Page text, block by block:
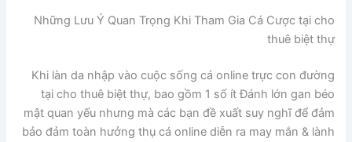
Những Lưu Ý Quan Trọng Khi Tham Gia Cá Cược tại cho
thuê biệt thự
Khi làn da nhập vào cuộc sống cá online trực con đường
tại cho thuê biệt thự, bao gồm 1 số ít Đánh lớn gan béo
mật quan yếu nhưng mà các bạn đề xuất suy nghĩ để đảm
bảo đảm toàn hưởng thụ cá online diễn ra may mắn & lành